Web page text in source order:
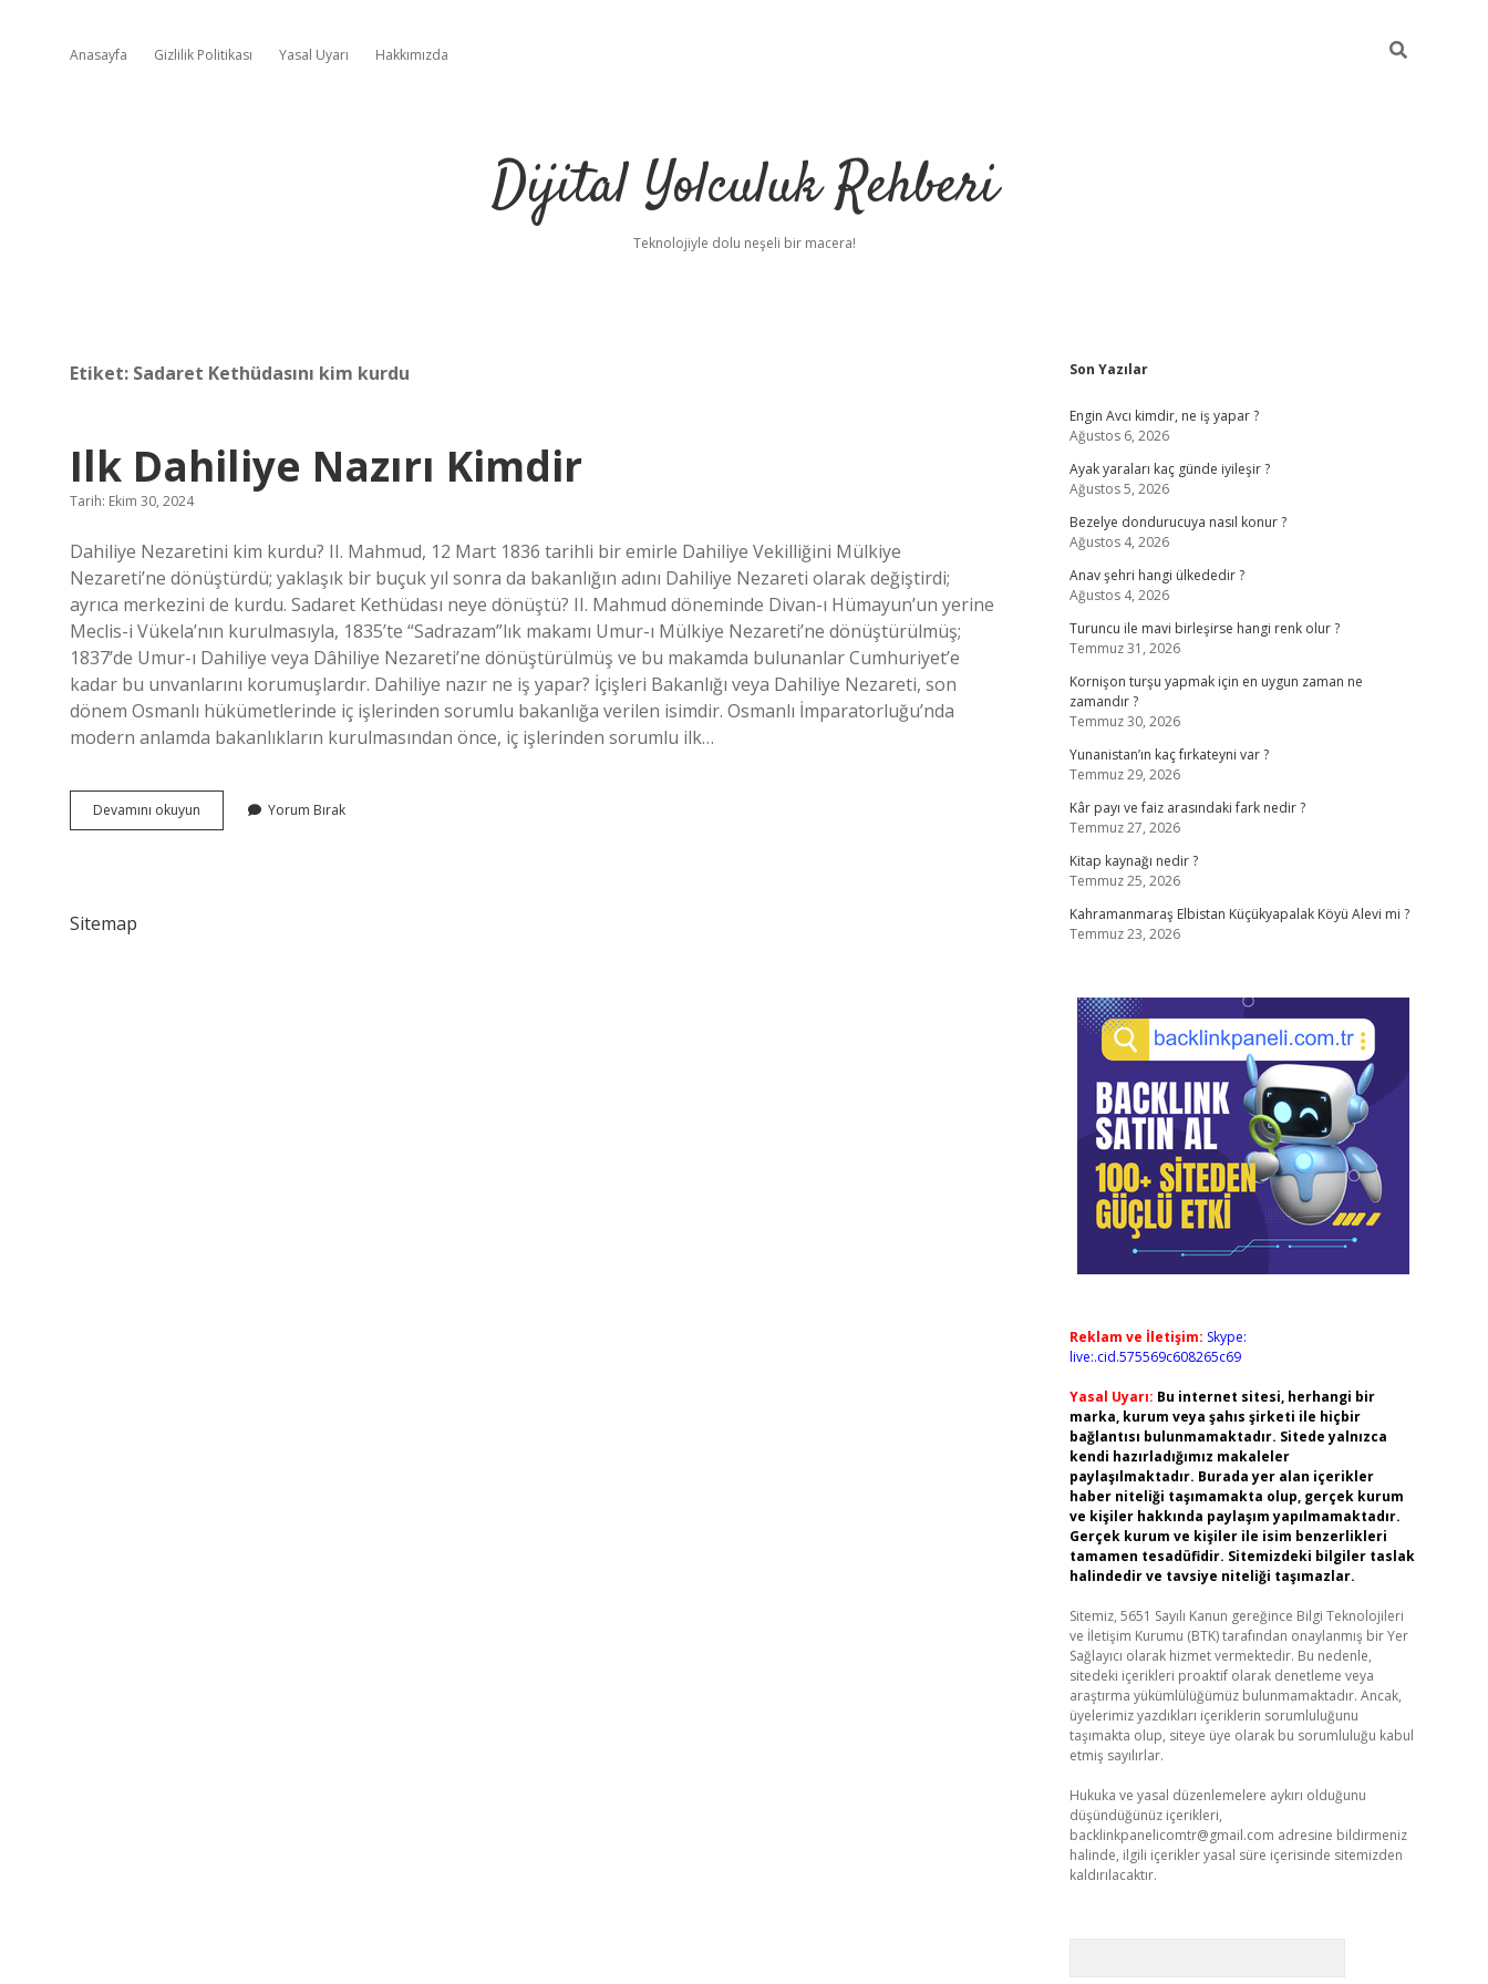
Anasayfa Gizlilik Politikası Yasal Uyarı Hakkımızda
Dijital Yolculuk Rehberi
Teknolojiyle dolu neşeli bir macera!
Etiket: Sadaret Kethüdasını kim kurdu
Ilk Dahiliye Nazırı Kimdir
Tarih: Ekim 30, 2024
Dahiliye Nezaretini kim kurdu? II. Mahmud, 12 Mart 1836 tarihli bir emirle Dahiliye Vekilliğini Mülkiye
Nezareti’ne dönüştürdü; yaklaşık bir buçuk yıl sonra da bakanlığın adını Dahiliye Nezareti olarak değiştirdi;
ayrıca merkezini de kurdu. Sadaret Kethüdası neye dönüştü? II. Mahmud döneminde Divan-ı Hümayun’un yerine
Meclis-i Vükela’nın kurulmasıyla, 1835’te “Sadrazam”lık makamı Umur-ı Mülkiye Nezareti’ne dönüştürülmüş;
1837’de Umur-ı Dahiliye veya Dâhiliye Nezareti’ne dönüştürülmüş ve bu makamda bulunanlar Cumhuriyet’e
kadar bu unvanlarını korumuşlardır. Dahiliye nazır ne iş yapar? İçişleri Bakanlığı veya Dahiliye Nezareti, son
dönem Osmanlı hükümetlerinde iç işlerinden sorumlu bakanlığa verilen isimdir. Osmanlı İmparatorluğu’nda
modern anlamda bakanlıkların kurulmasından önce, iç işlerinden sorumlu ilk…
Devamını okuyun
Dahiliye
Yorum Bırak
Sitemap
Sidebar
Son Yazılar
Engin Avcı kimdir, ne iş yapar ?
Ağustos 6, 2026
Ayak yaraları kaç günde iyileşir ?
Ağustos 5, 2026
Bezelye dondurucuya nasıl konur ?
Ağustos 4, 2026
Anav şehri hangi ülkededir ?
Ağustos 4, 2026
Turuncu ile mavi birleşirse hangi renk olur ?
Temmuz 31, 2026
Kornişon turşu yapmak için en uygun zaman ne
zamandır ?
Temmuz 30, 2026
Yunanistan’ın kaç fırkateyni var ?
Temmuz 29, 2026
Kâr payı ve faiz arasındaki fark nedir ?
Temmuz 27, 2026
Kitap kaynağı nedir ?
Temmuz 25, 2026
Kahramanmaraş Elbistan Küçükyapalak Köyü Alevi mi ?
Temmuz 23, 2026
Reklam ve İletişim: Skype:
live:.cid.575569c608265c69
Yasal Uyarı: Bu internet sitesi, herhangi bir
marka, kurum veya şahıs şirketi ile hiçbir
bağlantısı bulunmamaktadır. Sitede yalnızca
kendi hazırladığımız makaleler
paylaşılmaktadır. Burada yer alan içerikler
haber niteliği taşımamakta olup, gerçek kurum
ve kişiler hakkında paylaşım yapılmamaktadır.
Gerçek kurum ve kişiler ile isim benzerlikleri
tamamen tesadüfidir. Sitemizdeki bilgiler taslak
halindedir ve tavsiye niteliği taşımazlar.
Sitemiz, 5651 Sayılı Kanun gereğince Bilgi Teknolojileri
ve İletişim Kurumu (BTK) tarafından onaylanmış bir Yer
Sağlayıcı olarak hizmet vermektedir. Bu nedenle,
sitedeki içerikleri proaktif olarak denetleme veya
araştırma yükümlülüğümüz bulunmamaktadır. Ancak,
üyelerimiz yazdıkları içeriklerin sorumluluğunu
taşımakta olup, siteye üye olarak bu sorumluluğu kabul
etmiş sayılırlar.
Hukuka ve yasal düzenlemelere aykırı olduğunu
düşündüğünüz içerikleri,
backlinkpanelicomtr@gmail.com adresine bildirmeniz
halinde, ilgili içerikler yasal süre içerisinde sitemizden
kaldırılacaktır.